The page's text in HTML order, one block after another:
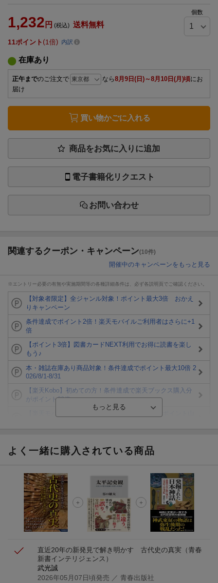
1,232 円 (税込) 送料無料
個数
11ポイント 1倍 内訳
在庫あり
正午までのご注文で なら8月9日(日)～8月10日(月)頃にお
届け
買い物かごに入れる
商品をお気に入りに追加
電子書籍化リクエスト
お問い合わせ
関連するクーポン・キャンペーン(10件)
開催中のキャンペーンをもっと見る
※エントリー必要の有無や実施期間等の各種詳細条件は、必ず各説明頁でご確認ください。
【対象者限定】全ジャンル対象！ポイント最大3倍 おかえ
りキャンペーン
条件達成でポイント2倍！楽天モバイルご利用者はさらに+1
倍
【ポイント3倍】図書カードNEXT利用でお得に読書を楽し
もう♪
本・雑誌在庫あり商品対象！条件達成でポイント最大10倍 2
026/8/1-8/31
【楽天Kobo】初めての方！条件達成で楽天ブックス購入分
がポイント20倍
ト山分け
エントリー＆3,000円以上購入で無料データSIM（3GB/月プ
ラン）が当たる！
楽天モバイル紹介キャンペーンの拡散で300円OFFクーポン
進呈
よく一緒に購入されている商品
直近20年の新発見で解き明かす 古代史の真実 （青春
新書インテリジェンス）
武光誠
2026年05月07日頃発売 ／ 青春出版社